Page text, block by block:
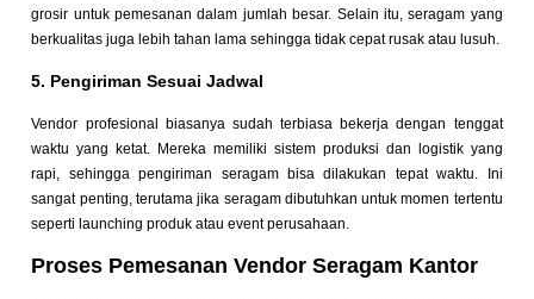
grosir untuk pemesanan dalam jumlah besar. Selain itu, seragam yang
berkualitas juga lebih tahan lama sehingga tidak cepat rusak atau lusuh.
5. Pengiriman Sesuai Jadwal
Vendor profesional biasanya sudah terbiasa bekerja dengan tenggat
waktu yang ketat. Mereka memiliki sistem produksi dan logistik yang
rapi, sehingga pengiriman seragam bisa dilakukan tepat waktu. Ini
sangat penting, terutama jika seragam dibutuhkan untuk momen tertentu
seperti launching produk atau event perusahaan.
Proses Pemesanan Vendor Seragam Kantor